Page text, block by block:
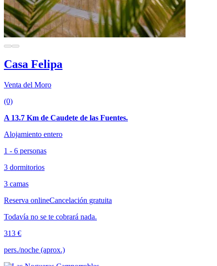
Casa Felipa
Venta del Moro
(0)
A 13.7 Km de Caudete de las Fuentes.
Alojamiento entero
1 - 6 personas
3 dormitorios
3 camas
Reserva onlineCancelación gratuita
Todavía no se te cobrará nada.
313 €
pers./noche (aprox.)